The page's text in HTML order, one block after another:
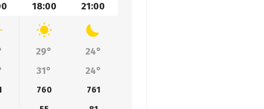
18:00 21:00
29°
24°
31° 24°
760
761